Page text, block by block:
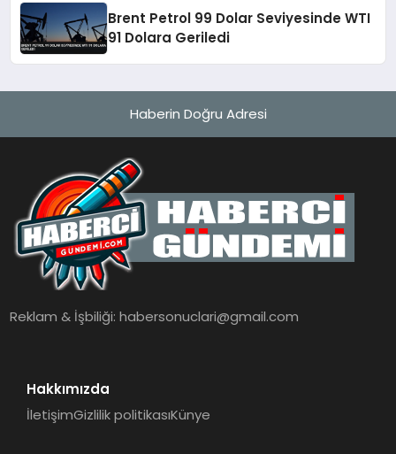
Brent Petrol 99 Dolar Seviyesinde WTI
91 Dolara Geriledi
Haberin Doğru Adresi
Reklam & İşbiliği:habersonuclari@gmail.com
Hakkımızda
İletişimGizlilik politikasıKünye